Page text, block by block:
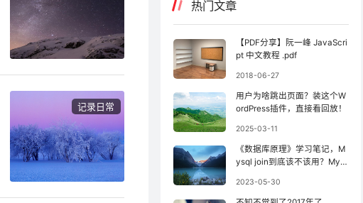
记录日常
热门文章
【PDF分享】阮一峰 JavaScri
pt 中文教程 .pdf
2018-06-27
用户为啥跳出页面？装这个W
ordPress插件，直接看回放！
2025-03-11
《数据库原理》学习笔记，M
ysql join到底该不该用？Mys
分库分表相关知识点。
2023-05-30